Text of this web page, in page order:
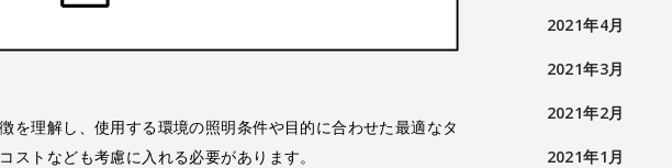
を理解し、使用する環境の照明条件や目的に合わせた最適なタ
トなども考慮に入れる必要があります。
2021年4月
2021年3月
2021年2月
2021年1月